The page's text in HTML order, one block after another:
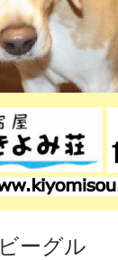
ビーグル